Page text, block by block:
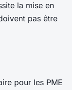
la mise en
pas être
pour les PME